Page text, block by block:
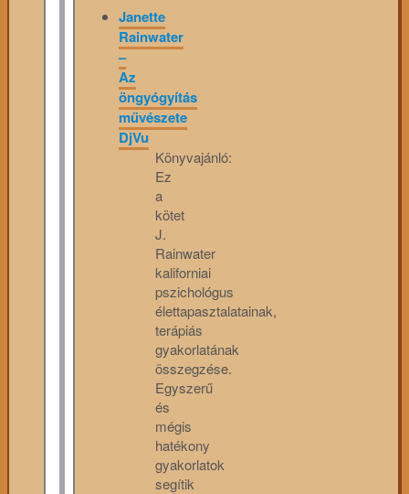
Janette
Rainwater
–
Az
öngyógyítás
művészete
DjVu
Könyvajánló:
Ez
a
kötet
J.
Rainwater
kaliforniai
pszichológus
élettapasztalatainak,
terápiás
gyakorlatának
összegzése.
Egyszerű
és
mégis
hatékony
gyakorlatok
segítik